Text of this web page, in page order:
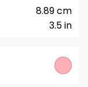
3.5 in
8.89 cm